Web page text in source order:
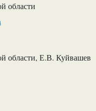
области
области, Е.В. Куйвашев